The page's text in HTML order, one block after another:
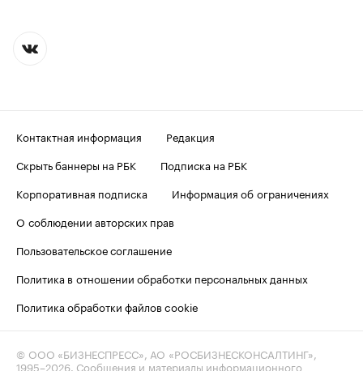
Контактная информация
Редакция
Скрыть баннеры на РБК
Подписка на РБК
Корпоративная подписка
Информация об ограничениях
О соблюдении авторских прав
Пользовательское соглашение
Политика в отношении обработки персональных данных
Политика обработки файлов cookie
© ООО «БИЗНЕСПРЕСС», АО «РОСБИЗНЕСКОНСАЛТИНГ»,
1995–2026 . Сообщения и материалы информационного